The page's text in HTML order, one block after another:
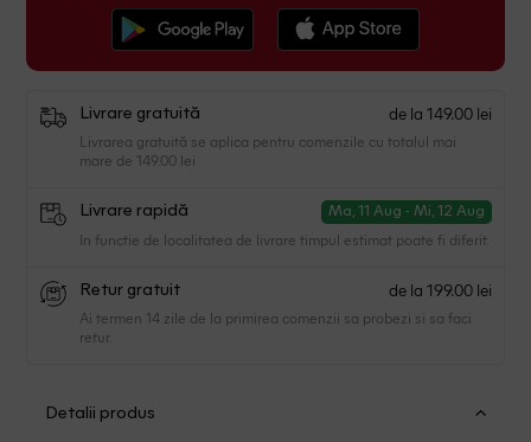
Livrare gratuită de la 149.00 lei
Livrarea gratuită se aplica pentru comenzile cu totalul mai
mare de 149.00 lei
Livrare rapidă Ma, 11 Aug - Mi, 12 Aug
In functie de localitatea de livrare timpul estimat poate fi diferit.
Retur gratuit de la 199.00 lei
Ai termen 14 zile de la primirea comenzii sa probezi si sa faci
retur.
Detalii produs